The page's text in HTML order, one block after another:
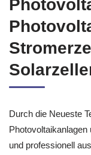
Durch die Neueste
und professionell